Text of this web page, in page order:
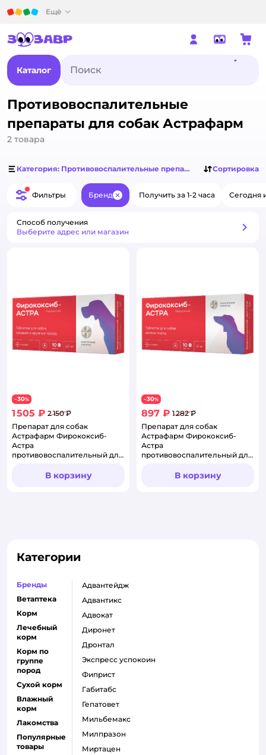
Ещё
Каталог
Противовоспалительные
препараты для собак Астрафарм
2 товара
Категория: Противовоспалительные препараты для собак
Сортировка
Фильтры Бренд ЗакрытьПолучить за 1-2 часа Сегодня
Способ получения
Выберите адрес или магазин
−30%
1 505 ₽ 2 150 ₽
Препарат для собак
Астрафарм Фирококсиб-
Астра
противовоспалительный для
10таблетокВ корзину
−30%
897 ₽ 1 282 ₽
Препарат для собак
Астрафарм Фирококсиб-
Астра
противовоспалительный для
10таблетокВ корзину
Категории
Бренды
Ветаптека
Корм
Лечебный
корм
Корм по
группе
пород
Сухой корм
Влажный
корм
Лакомства
Популярные
товары
адвантейдж
адвантикс
адвокат
диронет
дронтал
экспресс успокоин
фиприст
габитабс
гепатовет
мильбемакс
милпразон
миртацен